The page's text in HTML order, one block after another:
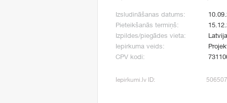
Izsludināšanas datums:
Pieteikšanās termiņš:
Izpildes/piegādes vieta:
Latvija
Iepirkuma veids:
CPV kodi:
Iepirkumi.lv ID: